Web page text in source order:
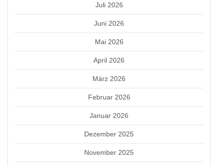
Juli 2026
Juni 2026
Mai 2026
April 2026
März 2026
Februar 2026
Januar 2026
Dezember 2025
November 2025